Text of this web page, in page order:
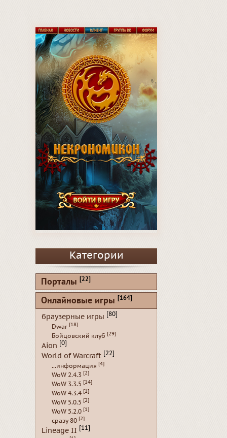
Категории
Порталы [22]
Онлайновые игры [164]
браузерные игры [80]
Dwar [18]
Бойцовский клуб [29]
Aion [0]
World of Warcraft [22]
...информация [4]
WoW 2.4.3 [2]
WoW 3.3.5 [14]
WoW 4.3.4 [1]
WoW 5.0.5 [2]
WoW 5.2.0 [1]
сразу 80 [2]
Lineage II [11]